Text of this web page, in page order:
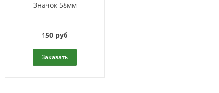
Значок 58мм
150 руб
Заказать